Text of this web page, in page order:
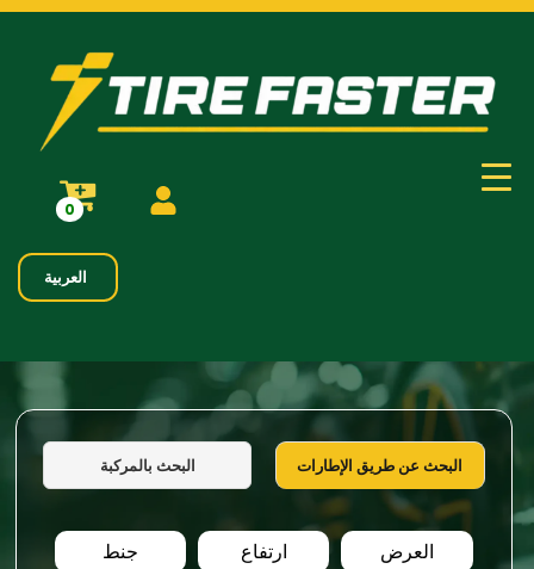
0
العربية
البحث عن طريق الإطارات البحث بالمركبة
العرض ارتفاع جنط